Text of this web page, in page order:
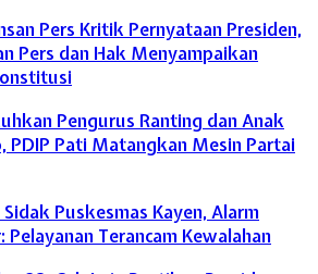
Pers Kritik Pernyataan Presiden,
Pers dan Hak Menyampaikan
Pengurus Ranting dan Anak
PDIP Pati Matangkan Mesin Partai
Puskesmas Kayen, Alarm
Terancam Kewalahan